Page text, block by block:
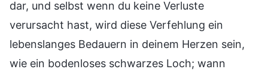
dar, und selbst wenn du keine Verluste
verursacht hast, wird diese Verfehlung ein
lebenslanges Bedauern in deinem Herzen sein,
wie ein bodenloses schwarzes Loch; wann